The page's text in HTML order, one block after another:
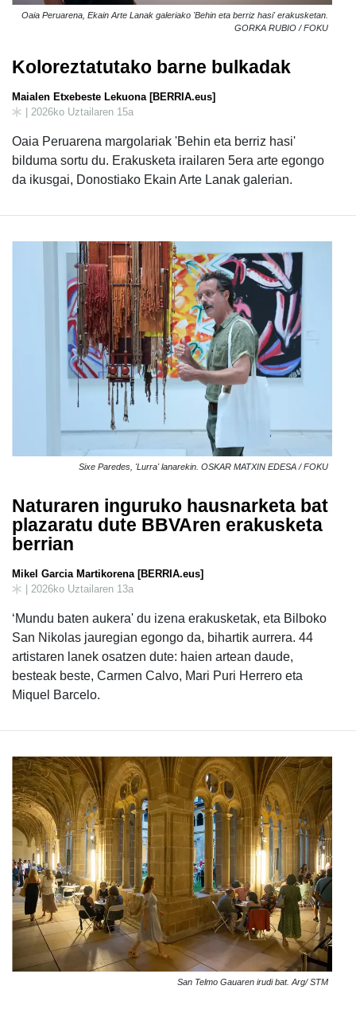
Oaia Peruarena, Ekain Arte Lanak galeriako 'Behin eta berriz hasi' erakusketan.
GORKA RUBIO / FOKU
Koloreztatutako barne bulkadak
Maialen Etxebeste Lekuona [BERRIA.eus]
| 2026ko Uztailaren 15a
Oaia Peruarena margolariak 'Behin eta berriz hasi'
bilduma sortu du. Erakusketa irailaren 5era arte egongo
da ikusgai, Donostiako Ekain Arte Lanak galerian.
Sixe Paredes, 'Lurra' lanarekin. OSKAR MATXIN EDESA / FOKU
Naturaren inguruko hausnarketa bat
plazaratu dute BBVAren erakusketa
berrian
Mikel Garcia Martikorena [BERRIA.eus]
| 2026ko Uztailaren 13a
‘Mundu baten aukera' du izena erakusketak, eta Bilboko
San Nikolas jauregian egongo da, bihartik aurrera. 44
artistaren lanek osatzen dute: haien artean daude,
besteak beste, Carmen Calvo, Mari Puri Herrero eta
Miquel Barcelo.
San Telmo Gauaren irudi bat. Arg/ STM